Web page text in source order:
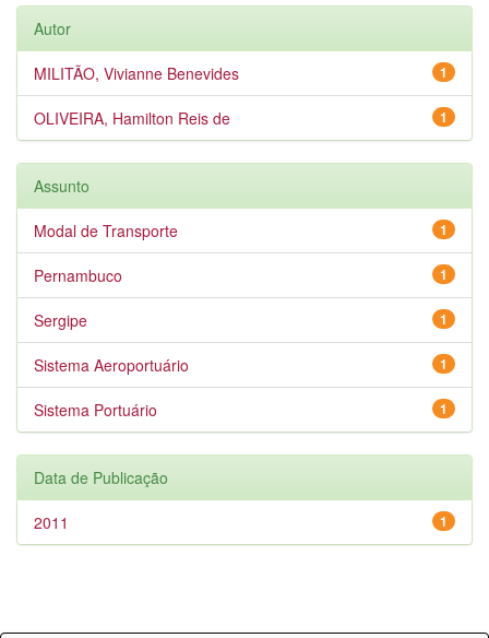
Autor
1
MILITÃO, Vivianne Benevides
1
OLIVEIRA, Hamilton Reis de
Assunto
1
Modal de Transporte
1
Pernambuco
1
Sergipe
1
Sistema Aeroportuário
1
Sistema Portuário
Data de Publicação
1
2011